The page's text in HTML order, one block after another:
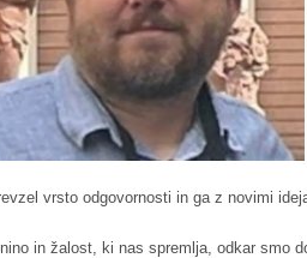
vrsto odgovornosti in ga z novimi
in žalost, ki nas spremlja, odkar smo